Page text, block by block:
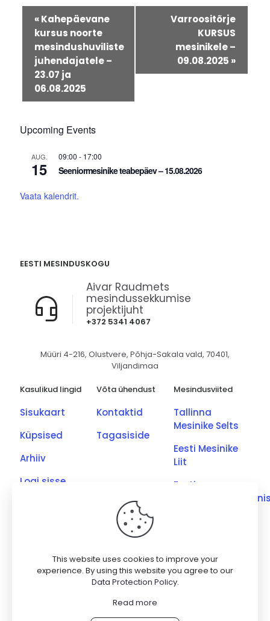
Sündmus
Navigatsioon
«Kahepäevane
kursus noorte
mesindushuviliste
juhendajatele –
23.07 ja
06.08.2025
Varroositõrje
KURSUS
mesinikele –
09.08.2025 »
Upcoming Events
AUG.
15
09:00 - 17:00
Seeniormesinike teabepäev – 15.08.2026
Vaata kalendrit.
EESTI MESINDUSKOGU
+372 5341 4067
Aivar Raudmets
mesindussekkumise
projektijuht
Müüri 4-216, Olustvere, Põhja-Sakala vald, 70401,
Viljandimaa
Kasulikud lingid
Sisukaart
Küpsised
Arhiiv
Logi sisse
Võta ühendust
Kontaktid
Tagasiside
Mesindusviited
Tallinna
Mesinike Selts
Eesti Mesinike
Liit
Eesti
Saaremaa
Meetootjate
Ühing
This website uses cookies to improve your
experience. By using this website you agree to our
Data Protection Policy.
Read more